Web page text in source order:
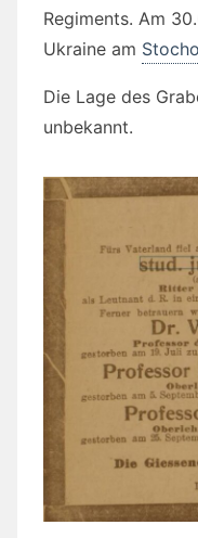
Regiments. Am
Ukraine am
Die Lage des
unbekannt.